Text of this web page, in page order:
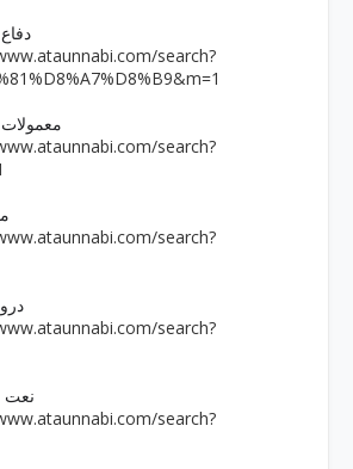
��
search?
��
search?
search?
��
search?
��
search?